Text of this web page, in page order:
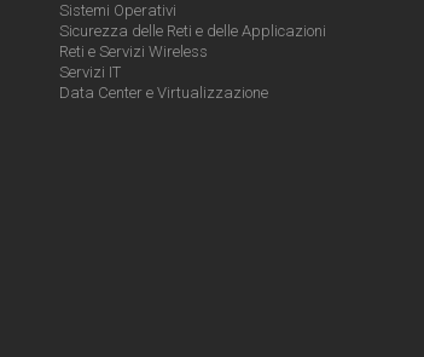
Sistemi Operativi
Sicurezza delle Reti e delle Applicazioni
Reti e Servizi Wireless
Servizi IT
Data Center e Virtualizzazione